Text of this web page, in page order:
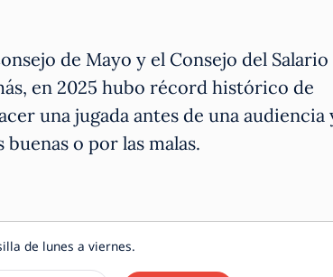
de Mayo y el Consejo del Salario
en 2025 hubo récord histórico de
una jugada antes de una audiencia
o por las malas.
de lunes a viernes.